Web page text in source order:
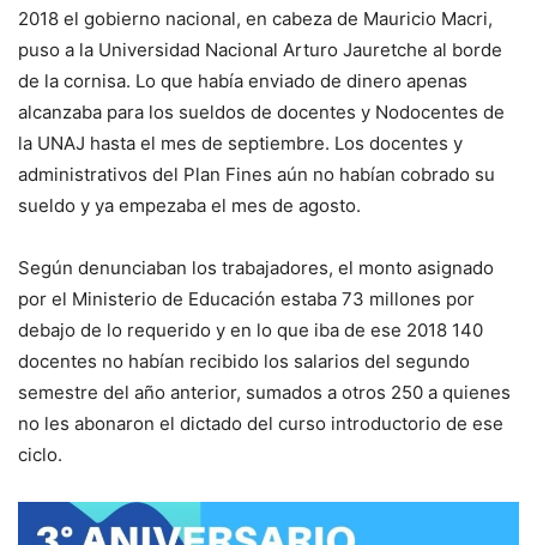
2018 el gobierno nacional, en cabeza de Mauricio Macri,
puso a la Universidad Nacional Arturo Jauretche al borde
de la cornisa. Lo que había enviado de dinero apenas
alcanzaba para los sueldos de docentes y Nodocentes de
la UNAJ hasta el mes de septiembre. Los docentes y
administrativos del Plan Fines aún no habían cobrado su
sueldo y ya empezaba el mes de agosto.
Según denunciaban los trabajadores, el monto asignado
por el Ministerio de Educación estaba 73 millones por
debajo de lo requerido y en lo que iba de ese 2018 140
docentes no habían recibido los salarios del segundo
semestre del año anterior, sumados a otros 250 a quienes
no les abonaron el dictado del curso introductorio de ese
ciclo.